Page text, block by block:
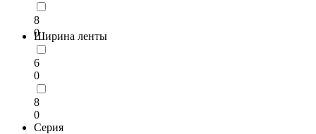
8
0
Ширина ленты
6
0
8
0
Серия